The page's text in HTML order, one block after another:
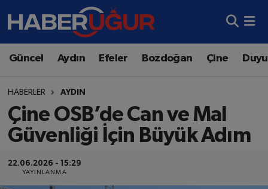
Güncel Aydın Efeler Bozdoğan Çine
HABERLER AYDIN
Çine OSB’de Can ve Mal
Güvenliği İçin Büyük Adım
22.06.2026 - 15:29
YAYINLANMA
Aydın Nöbetçi Eczaneler
Aydın Namaz Vakitleri
Aydın Trafik Yoğunluk Haritası
Süper Lig Puan Durumu ve Fikstür